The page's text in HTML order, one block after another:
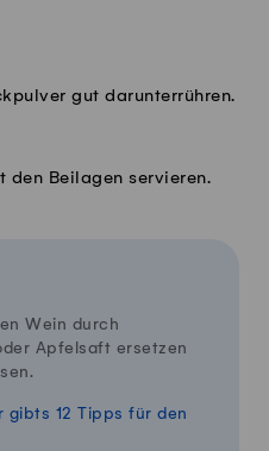
gut darunterrühren.
den Beilagen servieren.
Wein durch
Apfelsaft ersetzen
gibts 12 Tipps für den